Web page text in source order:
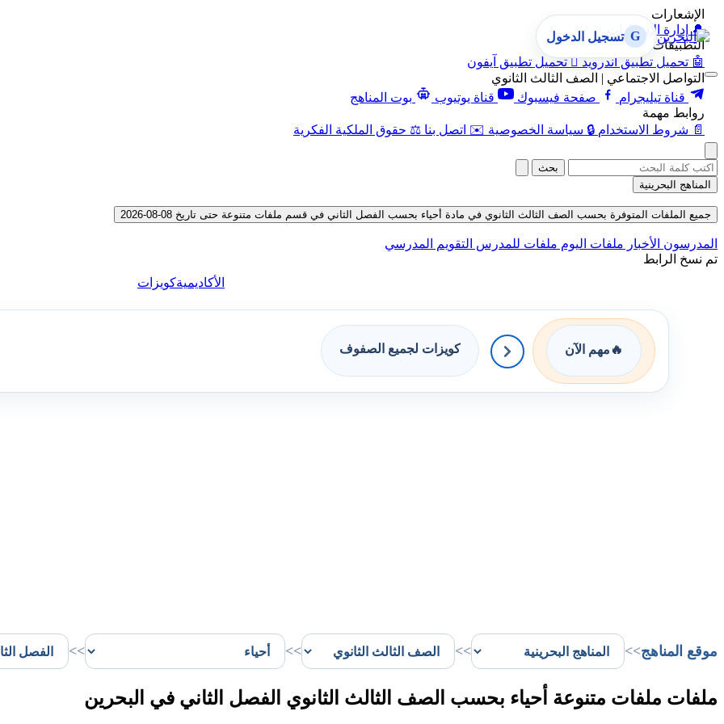
الإشعارات
🔔 إدارة الإشعارات
التطبيقات
🤖 تحميل تطبيق أندرويد  تحميل تطبيق آيفون
التواصل الاجتماعي | الصف الثالث الثانوي
قناة تيليجرام
صفحة فيسبوك قناة يوتيوب
بوت المناهج
روابط مهمة
📄 شروط الاستخدام 🔒 سياسة الخصوصية ✉️ اتصل بنا ⚖️ حقوق الملكية الفكرية
G تسجيل الدخول
بحث
المناهج البحرينية
جميع الملفات المتوفرة بحسب الصف الثالث الثانوي في مادة أحياء بحسب الفصل الثاني في قسم ملفات متنوعة حتى تاريخ 08-08-2026
المدرسون الأخبار ملفات اليوم ملفات للمدرس التقويم المدرسي
تم نسخ الرابط
الأكاديميةكويزات
🔥 مهم الآن كويزات لجميع الصفوف
موقع المناهج>>
>>
>>
>>
ملفات ملفات متنوعة أحياء بحسب الصف الثالث الثانوي الفصل الثاني في البحرين